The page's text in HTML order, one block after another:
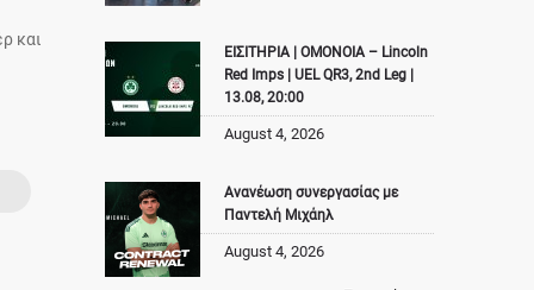
και
ΕΙΣΙΤΗΡΙΑ | ΟΜΟΝΟΙΑ – Lincoln
Red Imps | UEL QR3, 2nd Leg |
13.08, 20:00
August 4, 2026
Ανανέωση συνεργασίας με
Παντελή Μιχάηλ
August 4, 2026